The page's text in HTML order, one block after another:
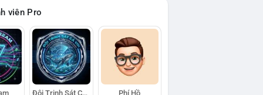
viên Pro
Đội Trinh Sát Cá Voi Phí Hồ